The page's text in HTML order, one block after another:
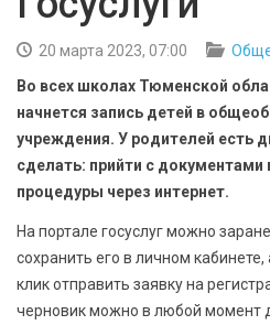
БЕЗОПАСНОСТЬ
СПОРТ
АРХИВ PDF
20 марта 2023, 07:00
Во всех школах Тюменской
начнется запись детей в
учреждения. У родителей есть
сделать: прийти с документами
процедуры через интернет.
На портале госуслуг можно
сохранить его в личном
клик отправить заявку на
черновик можно в любой момент